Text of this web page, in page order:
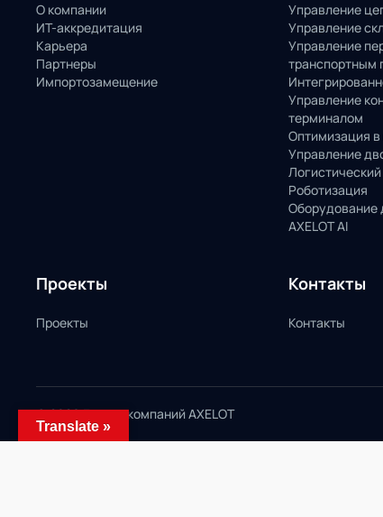
О компании
ИТ-аккредитация
Карьера
Партнеры
Импортозамещение
Управление
Управление
Управление
транспортным
Управление
терминалом
Оптимизация в
Управление
Роботизация
Оборудование
AXELOT AI
Проекты
Проекты
Контакты
Контакты
© 2026 Группа компаний AXELOT
Translate »